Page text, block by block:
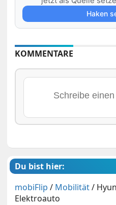
Haken
KOMMENTARE
Du bist hier:
mobiFlip / Mobilität/
Elektroauto